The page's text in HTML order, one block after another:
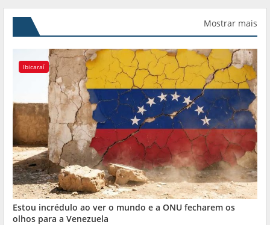
Mostrar mais
Ibicaraí
Estou incrédulo ao ver o mundo e a ONU fecharem os
olhos para a Venezuela